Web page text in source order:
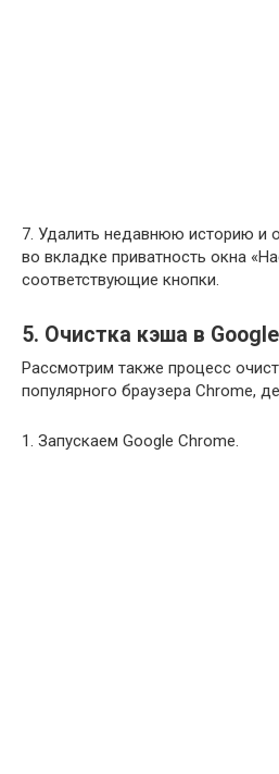
7. Удалить недавнюю историю и
во вкладке приватность окна
соответствующие кнопки.
5. Очистка кэша в
Рассмотрим также процесс
популярного браузера Chrome,
1. Запускаем Google Chrome.